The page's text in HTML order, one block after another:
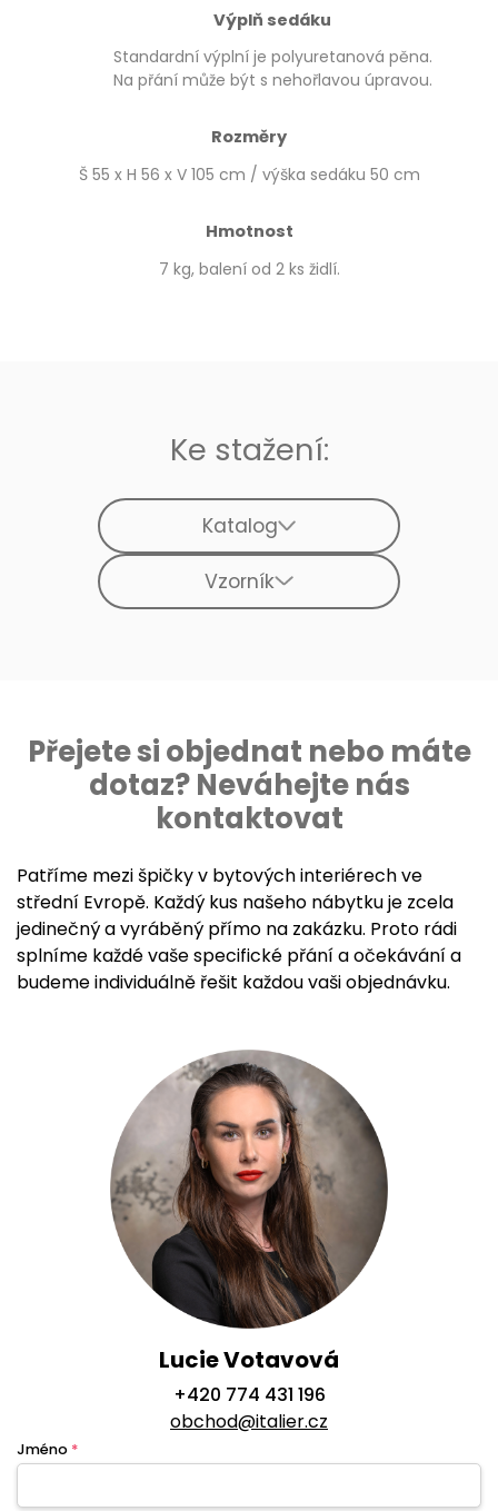
Výplň sedáku
Standardní výplní je polyuretanová pěna.
Na přání může být s nehořlavou úpravou.
Rozměry
Š 55 x H 56 x V 105 cm / výška sedáku 50 cm
Hmotnost
7 kg, balení od 2 ks židlí.
Ke stažení:
Katalog
Vzorník
Přejete si objednat nebo máte
dotaz? Neváhejte nás
kontaktovat
Patříme mezi špičky v bytových interiérech ve
střední Evropě. Každý kus našeho nábytku je zcela
jedinečný a vyráběný přímo na zakázku. Proto rádi
splníme každé vaše specifické přání a očekávání a
budeme individuálně řešit každou vaši objednávku.
Lucie Votavová
+420 774 431 196
obchod@italier.cz
Jméno *